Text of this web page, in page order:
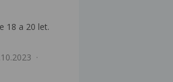
18 a 20 let.